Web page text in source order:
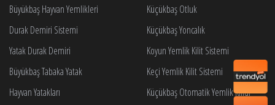
Büyükbaş Hayvan Yemlikleri
Durak Demiri Sistemi
Yatak Durak Demiri
Büyükbaş Tabaka Yatak
Hayvan Yatakları
Küçükbaş Otluk
Küçükbaş Yoncalık
Koyun Yemlik Kilit Sistemi
Keçi Yemlik Kilit Sistemi
Küçükbaş Otomatik Yemlik Kilidi